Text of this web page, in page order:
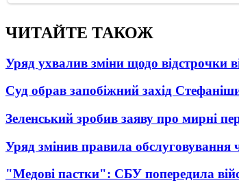
ЧИТАЙТЕ ТАКОЖ
Уряд ухвалив зміни щодо відстрочки
Суд обрав запобіжний захід
Зеленський зробив заяву про мирні
Уряд змінив правила обслуговування
"Медові пастки": СБУ попередила